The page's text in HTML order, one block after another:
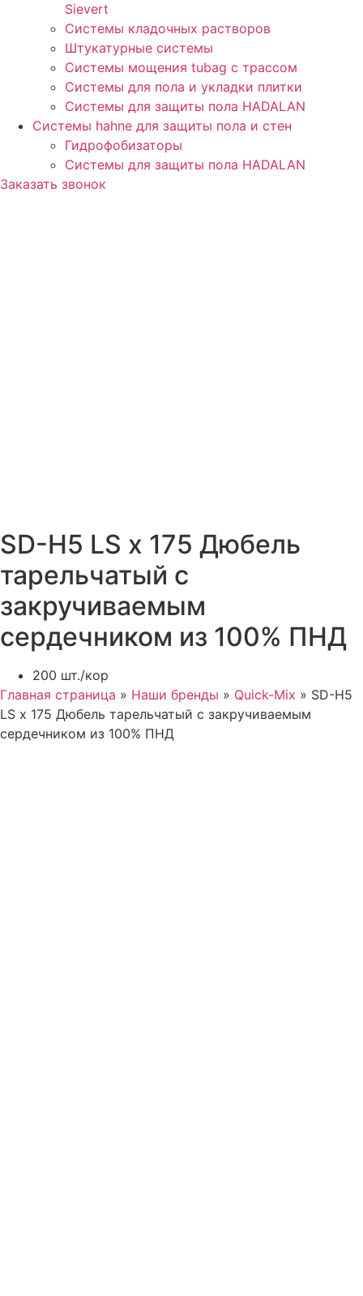
Sievert
Cистемы кладочных растворов
Штукатурные системы
Системы мощения tubag с трассом
Cистемы для пола и укладки плитки
Системы для защиты пола HADALAN
Системы hahne для защиты пола и стен
Гидрофобизаторы
Системы для защиты пола HADALAN
Заказать звонок
SD-H5 LS x 175 Дюбель
тарельчатый с
закручиваемым
сердечником из 100% ПНД
200 шт./кор
Главная страница » Наши бренды » Quick-Mix » SD-H5
LS x 175 Дюбель тарельчатый с закручиваемым
сердечником из 100% ПНД